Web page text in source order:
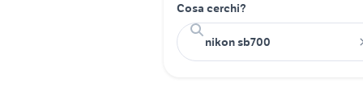
Cosa cerchi?